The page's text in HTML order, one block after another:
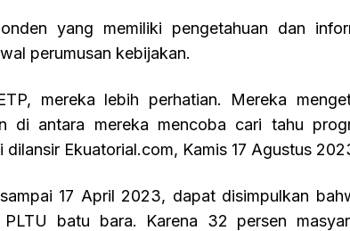
yang memiliki pengetahuan dan
perumusan kebijakan.
mereka lebih perhatian. Mereka
di antara mereka mencoba cari tahu
Ekuatorial.com, Kamis 17 Agustus
17 April 2023, dapat disimpulkan
batu bara. Karena 32 persen